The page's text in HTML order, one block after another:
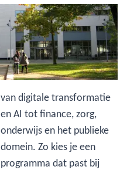
van digitale transformatie
en AI tot finance, zorg,
onderwijs en het publieke
domein. Zo kies je een
programma dat past bij